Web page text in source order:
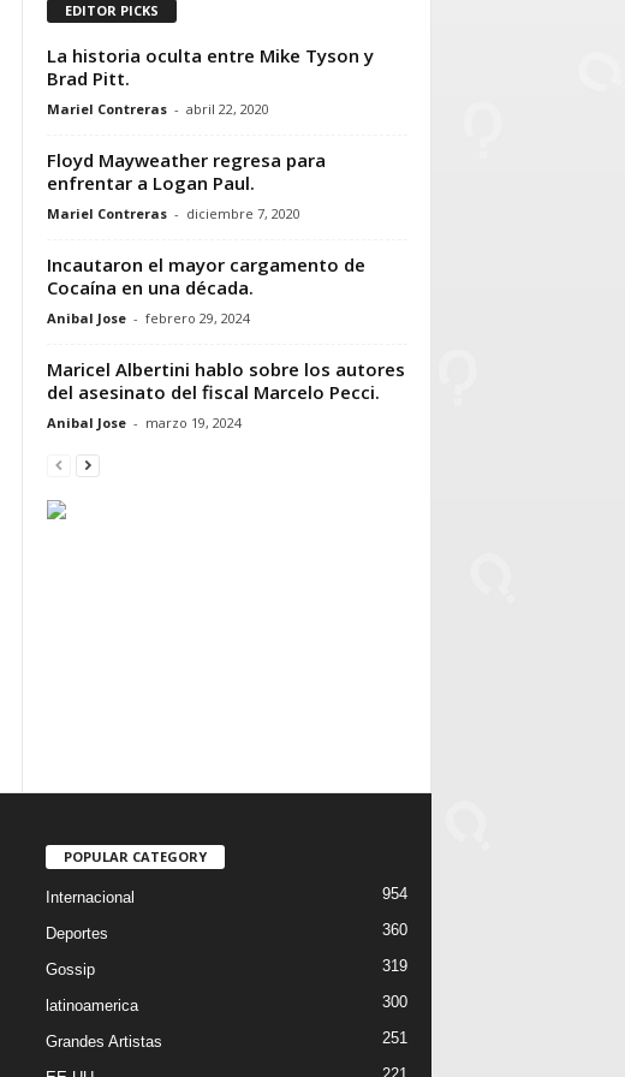
EDITOR PICKS
La historia oculta entre Mike Tyson y
Brad Pitt.
Mariel Contreras - abril 22, 2020
Floyd Mayweather regresa para
enfrentar a Logan Paul.
Mariel Contreras - diciembre 7, 2020
Incautaron el mayor cargamento de
Cocaína en una década.
Anibal Jose - febrero 29, 2024
Maricel Albertini hablo sobre los autores
del asesinato del fiscal Marcelo Pecci.
Anibal Jose - marzo 19, 2024
POPULAR CATEGORY
Internacional 954
Deportes 360
Gossip 319
latinoamerica 300
Grandes Artistas 251